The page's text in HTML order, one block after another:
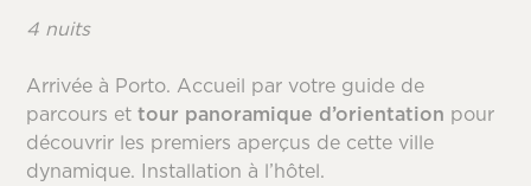
4 nuits
Arrivée à Porto. Accueil par votre guide de
parcours ettour panoramique d’orientation pour
découvrir les premiers aperçus de cette ville
dynamique. Installation à l’hôtel.